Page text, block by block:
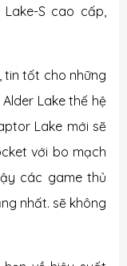
S cao cấp,
tin tốt cho những
Lake thế hệ
Lake mới sẽ
với bo mạch
các game thủ
nhất. sẽ không